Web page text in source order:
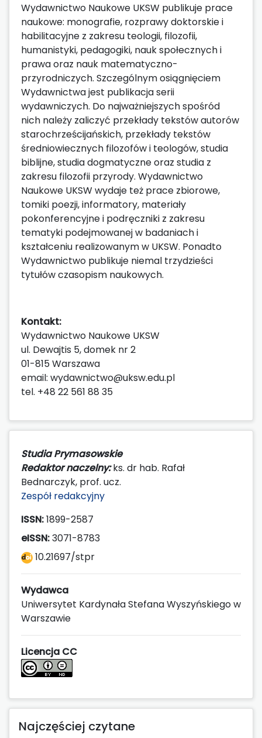
Wydawnictwo Naukowe UKSW publikuje prace
naukowe: monografie, rozprawy doktorskie i
habilitacyjne z zakresu teologii, filozofii,
humanistyki, pedagogiki, nauk społecznych i
prawa oraz nauk matematyczno-
przyrodniczych. Szczególnym osiągnięciem
Wydawnictwa jest publikacja serii
wydawniczych. Do najważniejszych spośród
nich należy zaliczyć przekłady tekstów autorów
starochrześcijańskich, przekłady tekstów
średniowiecznych filozofów i teologów, studia
biblijne, studia dogmatyczne oraz studia z
zakresu filozofii przyrody. Wydawnictwo
Naukowe UKSW wydaje też prace zbiorowe,
tomiki poezji, informatory, materiały
pokonferencyjne i podręczniki z zakresu
tematyki podejmowanej w badaniach i
kształceniu realizowanym w UKSW. Ponadto
Wydawnictwo publikuje niemal trzydzieści
tytułów czasopism naukowych.
Kontakt:
Wydawnictwo Naukowe UKSW
ul. Dewajtis 5, domek nr 2
01-815 Warszawa
email: wydawnictwo@uksw.edu.pl
tel. +48 22 561 88 35
Studia Prymasowskie
Redaktor naczelny:ks. dr hab. Rafał
Bednarczyk, prof. ucz.
Zespół redakcyjny
ISSN:1899-2587
eISSN:3071-8783
10.21697/stpr
Wydawca
Uniwersytet Kardynała Stefana Wyszyńskiego w
Warszawie
Licencja CC
Najczęściej czytane